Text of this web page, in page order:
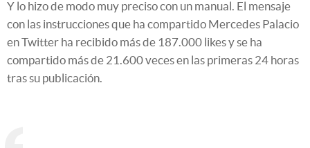
Y lo hizo de modo muy preciso con un manual. El mensaje
con las instrucciones que ha compartido Mercedes Palacio
en Twitter ha recibido más de 187.000 likes y se ha
compartido más de 21.600 veces en las primeras 24 horas
tras su publicación.